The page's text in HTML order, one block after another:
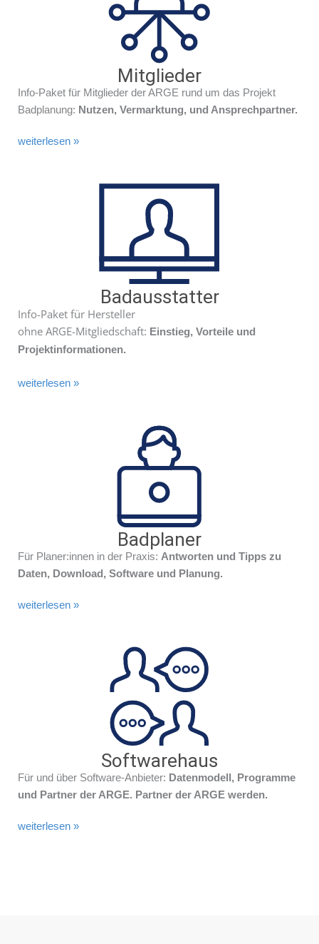
Mitglieder
Info-Paket für Mitglieder der ARGE rund um das Projekt
Badplanung: Nutzen, Vermarktung, und Ansprechpartner.
weiterlesen »
Badausstatter
Info-Paket für Hersteller
ohne ARGE-Mitgliedschaft: Einstieg, Vorteile und
Projektinformationen.
weiterlesen »
Badplaner
Für Planer:innen in der Praxis: Antworten und Tipps zu
Daten, Download, Software und Planung.
weiterlesen »
Softwarehaus
Für und über Software-Anbieter: Datenmodell, Programme
und Partner der ARGE. Partner der ARGE werden.
weiterlesen »